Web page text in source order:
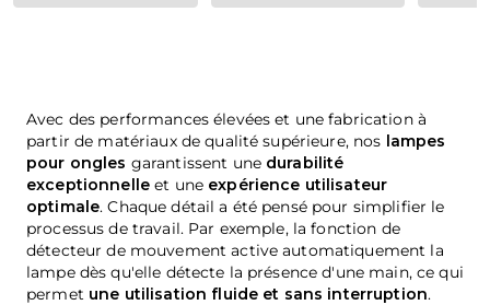
Avec des performances élevées et une fabrication à
partir de matériaux de qualité supérieure, nos lampes
pour ongles garantissent une durabilité
exceptionnelleet une expérience utilisateur
optimale. Chaque détail a été pensé pour simplifier le
processus de travail. Par exemple, la fonction de
détecteur de mouvement active automatiquement la
lampe dès qu'elle détecte la présence d'une main, ce qui
permet une utilisation fluide et sans interruption.